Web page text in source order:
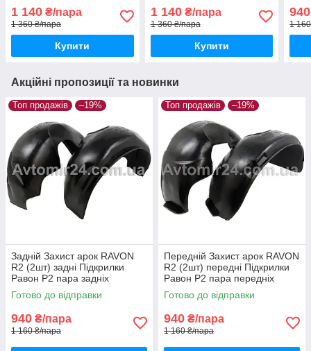
1 140 ₴/пара
1 360 ₴/пара
Купити
1 140₴/пара
1 360 ₴/пара
Купити
940
1
Акційні пропозиції та новинки
Топ продажів –19%
Задній Захист арок RAVON
R2 (2шт) задні Підкрилки
Равон Р2 пара задніх
Готово до відправки
940 ₴/пара
1 160 ₴/пара
Топ продажів –19%
Передній Захист арок RAVON
R2 (2шт) передні Підкрилки
Равон Р2 пара передніх
Готово до відправки
940 ₴/пара
1 160 ₴/пара